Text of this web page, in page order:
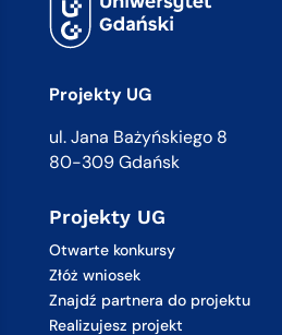
Projekty UG
ul. Jana Bażyńskiego 8
80-309 Gdańsk
Projekty UG
Otwarte konkursy
Złóż wniosek
Znajdź partnera do projektu
Realizujesz projekt